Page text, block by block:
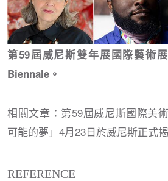
第59屆威尼斯雙年展國際藝術
Biennale。
相關文章：第59屆威尼斯國際美
可能的夢」4月23日於威尼斯正式
REFERENCE